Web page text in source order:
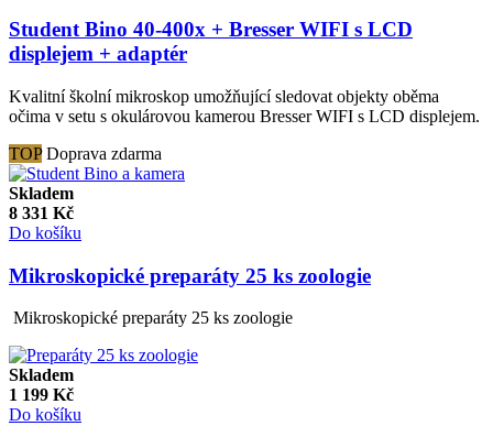
Student Bino 40-400x + Bresser WIFI s LCD
displejem + adaptér
Kvalitní školní mikroskop umožňující sledovat objekty oběma
očima v setu s okulárovou kamerou Bresser WIFI s LCD displejem.
TOP Doprava zdarma
Skladem
8 331 Kč
Do košíku
Mikroskopické preparáty 25 ks zoologie
Mikroskopické preparáty 25 ks zoologie
Skladem
1 199 Kč
Do košíku